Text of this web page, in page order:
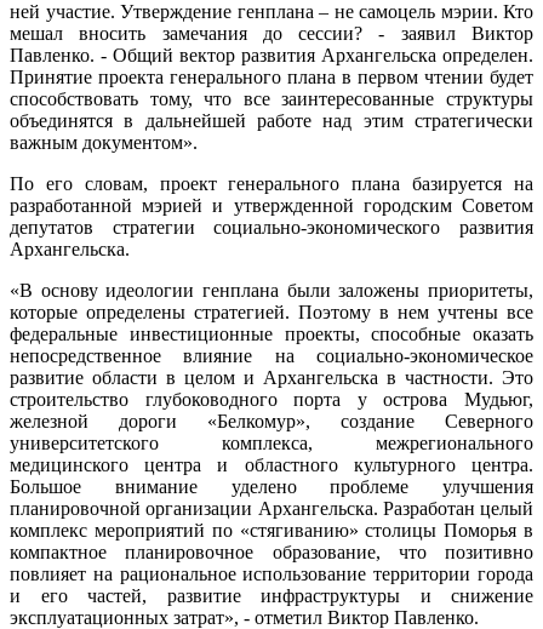
ней участие. Утверждение генплана – не самоцель мэрии. Кто
мешал вносить замечания до сессии? - заявил Виктор
Павленко. - Общий вектор развития Архангельска определен.
Принятие проекта генерального плана в первом чтении будет
способствовать тому, что все заинтересованные структуры
объединятся в дальнейшей работе над этим стратегически
важным документом».
По его словам, проект генерального плана базируется на
разработанной мэрией и утвержденной городским Советом
депутатов стратегии социально-экономического развития
Архангельска.
«В основу идеологии генплана были заложены приоритеты,
которые определены стратегией. Поэтому в нем учтены все
федеральные инвестиционные проекты, способные оказать
непосредственное влияние на социально-экономическое
развитие области в целом и Архангельска в частности. Это
строительство глубоководного порта у острова Мудьюг,
железной дороги «Белкомур», создание Северного
университетского комплекса, межрегионального
медицинского центра и областного культурного центра.
Большое внимание уделено проблеме улучшения
планировочной организации Архангельска. Разработан целый
комплекс мероприятий по «стягиванию» столицы Поморья в
компактное планировочное образование, что позитивно
повлияет на рациональное использование территории города
и его частей, развитие инфраструктуры и снижение
эксплуатационных затрат», - отметил Виктор Павленко.